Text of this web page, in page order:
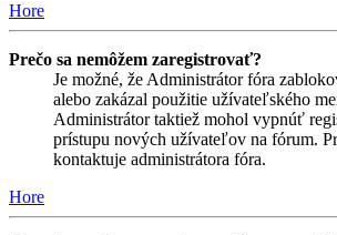
Hore
Prečo sa nemôžem zaregistrovať?
Je možné, že Administrátor fóra
alebo zakázal použitie užívateľského
Administrátor taktiež mohol vypnúť
prístupu nových užívateľov na fórum.
kontaktuje administrátora fóra.
Hore